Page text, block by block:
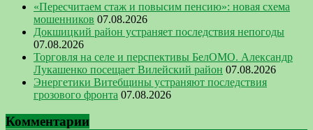
«Пересчитаем стаж и повысим пенсию»: новая схема
мошенников 07.08.2026
Докшицкий район устраняет последствия непогоды
07.08.2026
Торговля на селе и перспективы БелОМО. Александр
Лукашенко посещает Вилейский район 07.08.2026
Энергетики Витебщины устраняют последствия
грозового фронта 07.08.2026
Комментарии